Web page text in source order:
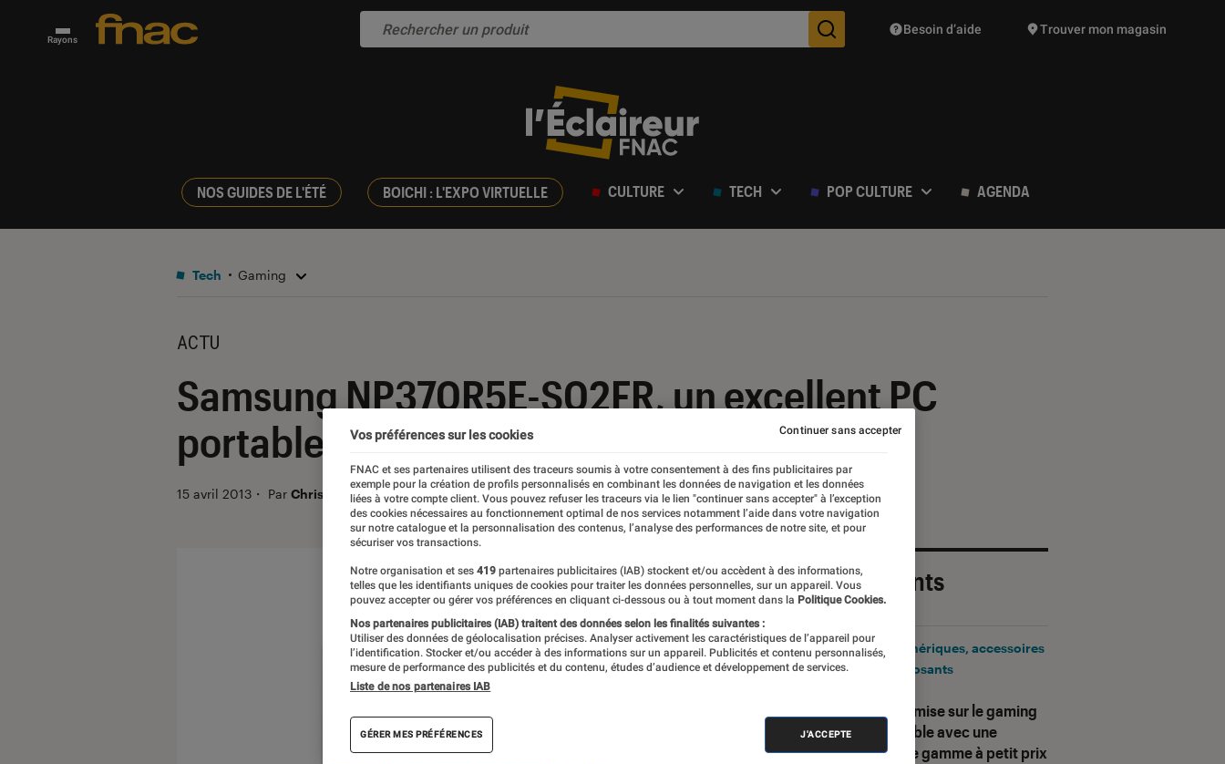
Rayons Des suggestions de produits vont vous être proposées
Besoin d’aide Trouver mon magasin
NOS GUIDES DE L'ÉTÉ BOICHI : L'EXPO VIRTUELLE CULTURE TECH POP CULTURE AGENDA
Tech Gaming
ACTU
Samsung NP370R5E-S02FR, un excellent PC
portable 15,6″ à moins de 600 euros !
15 avril 2013 ・ Par Christian Ferreol
Les plus récents
Corsair mise sur le gaming
accessible avec une
nouvelle gamme à petit prix
Périphériques, accessoires
et composants
Vos préférences sur les cookies
FNAC et ses partenaires utilisent des traceurs soumis à votre consentement à des fins publicitaires par
exemple pour la création de profils personnalisés en combinant les données de navigation et les données
liées à votre compte client. Vous pouvez refuser les traceurs via le lien "continuer sans accepter" à l’exception
des cookies nécessaires au fonctionnement optimal de nos services notamment l’aide dans votre navigation
sur notre catalogue et la personnalisation des contenus, l’analyse des performances de notre site, et pour
sécuriser vos transactions.
Notre organisation et ses 419 partenaires publicitaires (IAB) stockent et/ou accèdent à des informations,
telles que les identifiants uniques de cookies pour traiter les données personnelles, sur un appareil. Vous
pouvez accepter ou gérer vos préférences en cliquant ci-dessous ou à tout moment dans la Politique Cookies.
Nos partenaires publicitaires (IAB) traitent des données selon les finalités suivantes :
Utiliser des données de géolocalisation précises. Analyser activement les caractéristiques de l’appareil pour
l’identification. Stocker et/ou accéder à des informations sur un appareil. Publicités et contenu personnalisés,
mesure de performance des publicités et du contenu, études d’audience et développement de services.
Liste de nos partenaires IAB
GÉRER MES PRÉFÉRENCES J'ACCEPTE
Continuer sans accepter